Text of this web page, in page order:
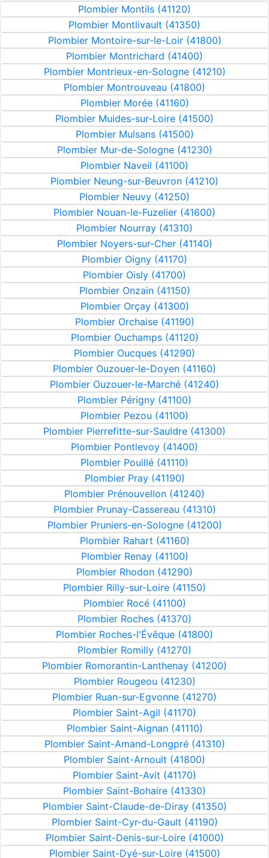
Plombier Montils (41120)
Plombier Montlivault (41350)
Plombier Montoire-sur-le-Loir (41800)
Plombier Montrichard (41400)
Plombier Montrieux-en-Sologne (41210)
Plombier Montrouveau (41800)
Plombier Morée (41160)
Plombier Muides-sur-Loire (41500)
Plombier Mulsans (41500)
Plombier Mur-de-Sologne (41230)
Plombier Naveil (41100)
Plombier Neung-sur-Beuvron (41210)
Plombier Neuvy (41250)
Plombier Nouan-le-Fuzelier (41600)
Plombier Nourray (41310)
Plombier Noyers-sur-Cher (41140)
Plombier Oigny (41170)
Plombier Oisly (41700)
Plombier Onzain (41150)
Plombier Orçay (41300)
Plombier Orchaise (41190)
Plombier Ouchamps (41120)
Plombier Oucques (41290)
Plombier Ouzouer-le-Doyen (41160)
Plombier Ouzouer-le-Marché (41240)
Plombier Périgny (41100)
Plombier Pezou (41100)
Plombier Pierrefitte-sur-Sauldre (41300)
Plombier Pontlevoy (41400)
Plombier Pouillé (41110)
Plombier Pray (41190)
Plombier Prénouvellon (41240)
Plombier Prunay-Cassereau (41310)
Plombier Pruniers-en-Sologne (41200)
Plombier Rahart (41160)
Plombier Renay (41100)
Plombier Rhodon (41290)
Plombier Rilly-sur-Loire (41150)
Plombier Rocé (41100)
Plombier Roches (41370)
Plombier Roches-l'Évêque (41800)
Plombier Romilly (41270)
Plombier Romorantin-Lanthenay (41200)
Plombier Rougeou (41230)
Plombier Ruan-sur-Egvonne (41270)
Plombier Saint-Agil (41170)
Plombier Saint-Aignan (41110)
Plombier Saint-Amand-Longpré (41310)
Plombier Saint-Arnoult (41800)
Plombier Saint-Avit (41170)
Plombier Saint-Bohaire (41330)
Plombier Saint-Claude-de-Diray (41350)
Plombier Saint-Cyr-du-Gault (41190)
Plombier Saint-Denis-sur-Loire (41000)
Plombier Saint-Dyé-sur-Loire (41500)